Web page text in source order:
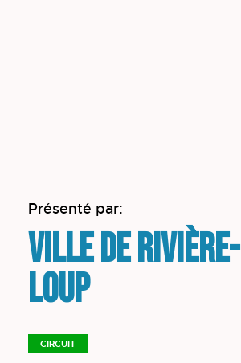
Présenté par:
Ville de
Loup
CIRCUIT